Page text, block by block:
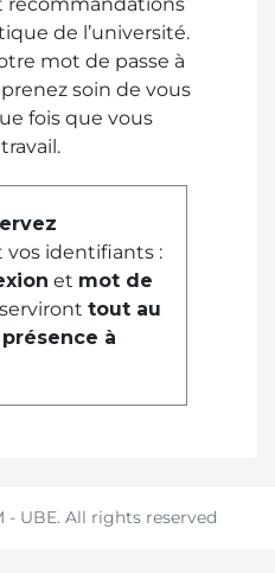
de l’université.
mot de passe à
soin de vous
fois que vous
identifiants :
et mot de
tout au
à
UBE. All rights reserved